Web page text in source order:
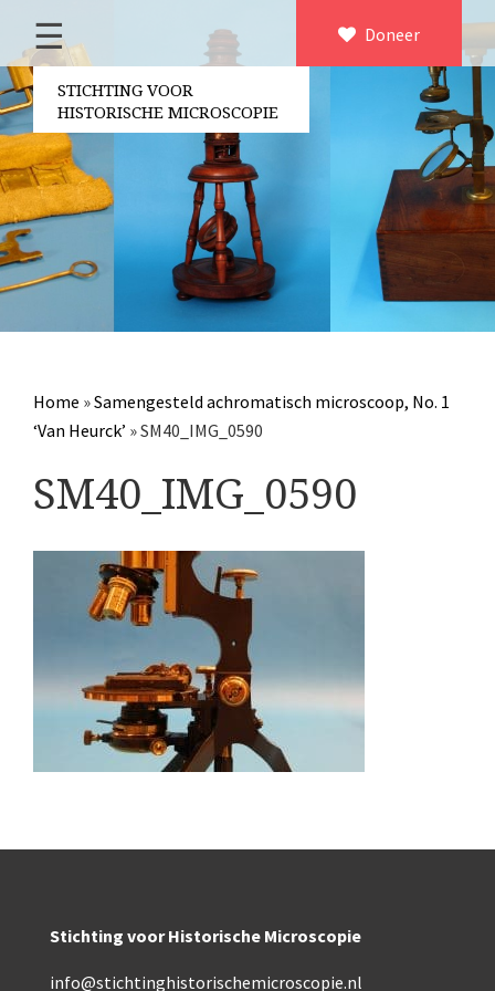
×
Home
Over ons
Contact
Bestuur
Vrijwilligers
Partners
Jaarverslagen
Microscopen
Overige optische instrumenten
Elektrische meetapparatuur
Boeken
Divers
Makers
Images
Culpeper (ca. 1735)
Cuff (ca. 1745)
volgens Culpeper (1750-1780)
Doneer
☰
STICHTING VOOR
HISTORISCHE MICROSCOPIE
Home »Samengesteld achromatisch microscoop, No. 1
‘Van Heurck’ »SM40_IMG_0590
SM40_IMG_0590
Stichting voor Historische Microscopie
info@stichtinghistorischemicroscopie.nl